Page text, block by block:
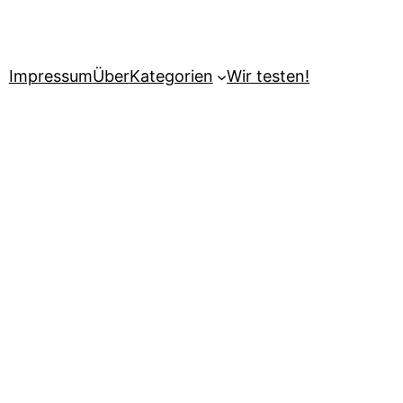
ImpressumÜberKategorien Wir testen!